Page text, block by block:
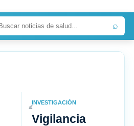
⌕
INVESTIGACIÓN
Vigilancia